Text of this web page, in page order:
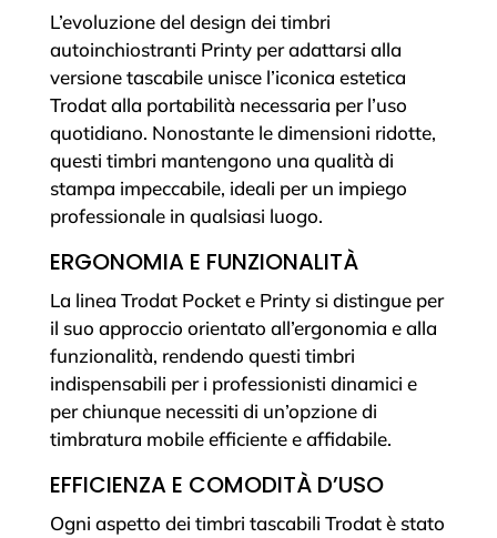
L’evoluzione del design dei timbri
autoinchiostranti Printy per adattarsi alla
versione tascabile unisce l’iconica estetica
Trodat alla portabilità necessaria per l’uso
quotidiano. Nonostante le dimensioni ridotte,
questi timbri mantengono una qualità di
stampa impeccabile, ideali per un impiego
professionale in qualsiasi luogo.
ERGONOMIA E FUNZIONALITÀ
La linea Trodat Pocket e Printy si distingue per
il suo approccio orientato all’ergonomia e alla
funzionalità, rendendo questi timbri
indispensabili per i professionisti dinamici e
per chiunque necessiti di un’opzione di
timbratura mobile efficiente e affidabile.
EFFICIENZA E COMODITÀ D’USO
Ogni aspetto dei timbri tascabili Trodat è stato